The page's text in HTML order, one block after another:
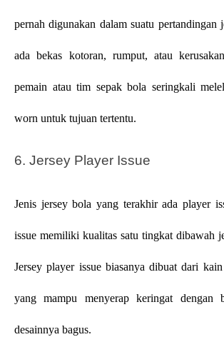
pernah digunakan dalam suatu pertandingan
ada bekas kotoran, rumput, atau
pemain atau tim sepak bola seringkali
worn untuk tujuan tertentu.
6. Jersey Player Issue
Jenis jersey bola yang terakhir ada player
issue memiliki kualitas satu tingkat dibawah
Jersey player issue biasanya dibuat dari
yang mampu menyerap keringat dengan
desainnya bagus.